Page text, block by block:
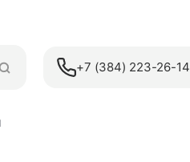
+7 (384) 223-26-14‬